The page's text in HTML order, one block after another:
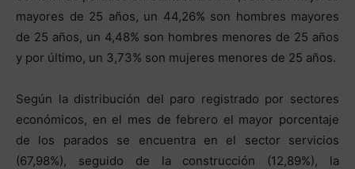
mayores de 25 años, un 44,26% son hombres mayores
de 25 años, un 4,48% son hombres menores de 25 años
y por último, un 3,73% son mujeres menores de 25 años.
Según la distribución del paro registrado por sectores
económicos, en el mes de febrero el mayor porcentaje
de los parados se encuentra en el sector servicios
(67,98%), seguido de la construcción (12,89%), la